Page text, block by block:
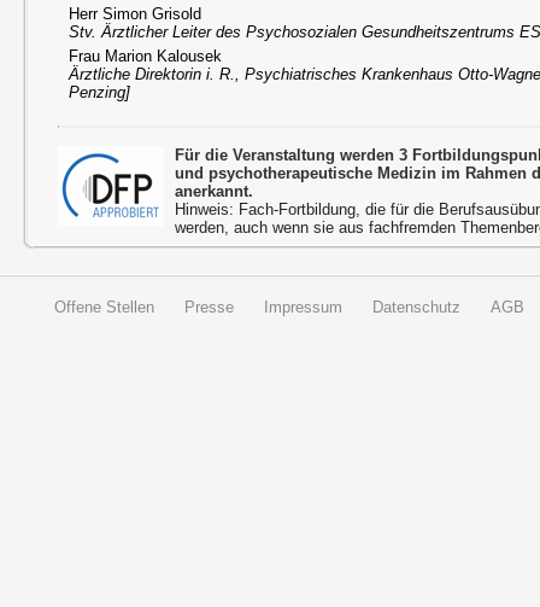
Herr Simon Grisold
Stv. Ärztlicher Leiter des Psychosozialen Gesundheitszentrums
Frau Marion Kalousek
Ärztliche Direktorin i. R., Psychiatrisches Krankenhaus Otto-
Penzing]
Für die Veranstaltung werden 3
und psychotherapeutische Medizin im Rahmen
anerkannt.
Hinweis: Fach-Fortbildung, die für die
werden, auch wenn sie aus fachfremden
Offene Stellen Presse Impressum Datenschutz AGB